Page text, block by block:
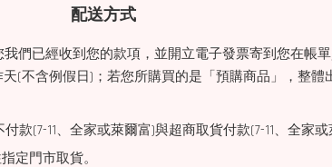
配送方式
們已經收到您的款項，並開立電子發票寄到您在帳
(不含例假日)；若您所購買的是「預購商品」，整體
款(7-11、全家或萊爾富)與超商取貨付款(7-11、全家
定門市取貨。